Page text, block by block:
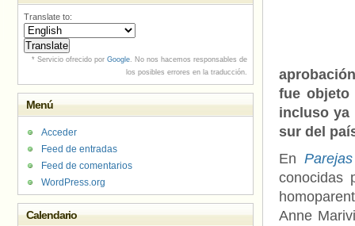
fue objeto
incluso
sur del
En
conocidas
Anne
Translate to:
* Servicio ofrecido por Google. No nos hacemos responsables de
los posibles errores en la traducción.
Menú
Acceder
Feed de entradas
Feed de comentarios
WordPress.org
Calendario